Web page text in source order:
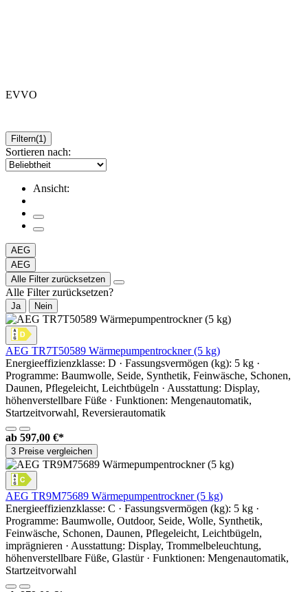
EVVO
Filtern(1)
Sortieren nach:
Ansicht:
AEG
AEG
Alle Filter zurücksetzen
Alle Filter zurücksetzen?
Ja Nein
AEG TR7T50589 Wärmepumpentrockner (5 kg)
Energieeffizienzklasse: D · Fassungsvermögen (kg): 5 kg ·
Programme: Baumwolle, Seide, Synthetik, Feinwäsche, Schonen,
Daunen, Pflegeleicht, Leichtbügeln · Ausstattung: Display,
höhenverstellbare Füße · Funktionen: Mengenautomatik,
Startzeitvorwahl, Reversierautomatik
ab 597,00 €*
3 Preise vergleichen
AEG TR9M75689 Wärmepumpentrockner (5 kg)
Energieeffizienzklasse: C · Fassungsvermögen (kg): 5 kg ·
Programme: Baumwolle, Outdoor, Seide, Wolle, Synthetik,
Feinwäsche, Schonen, Daunen, Pflegeleicht, Leichtbügeln,
imprägnieren · Ausstattung: Display, Trommelbeleuchtung,
höhenverstellbare Füße, Glastür · Funktionen: Mengenautomatik,
Startzeitvorwahl